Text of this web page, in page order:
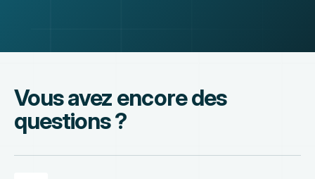
Vous avez encore des
questions ?